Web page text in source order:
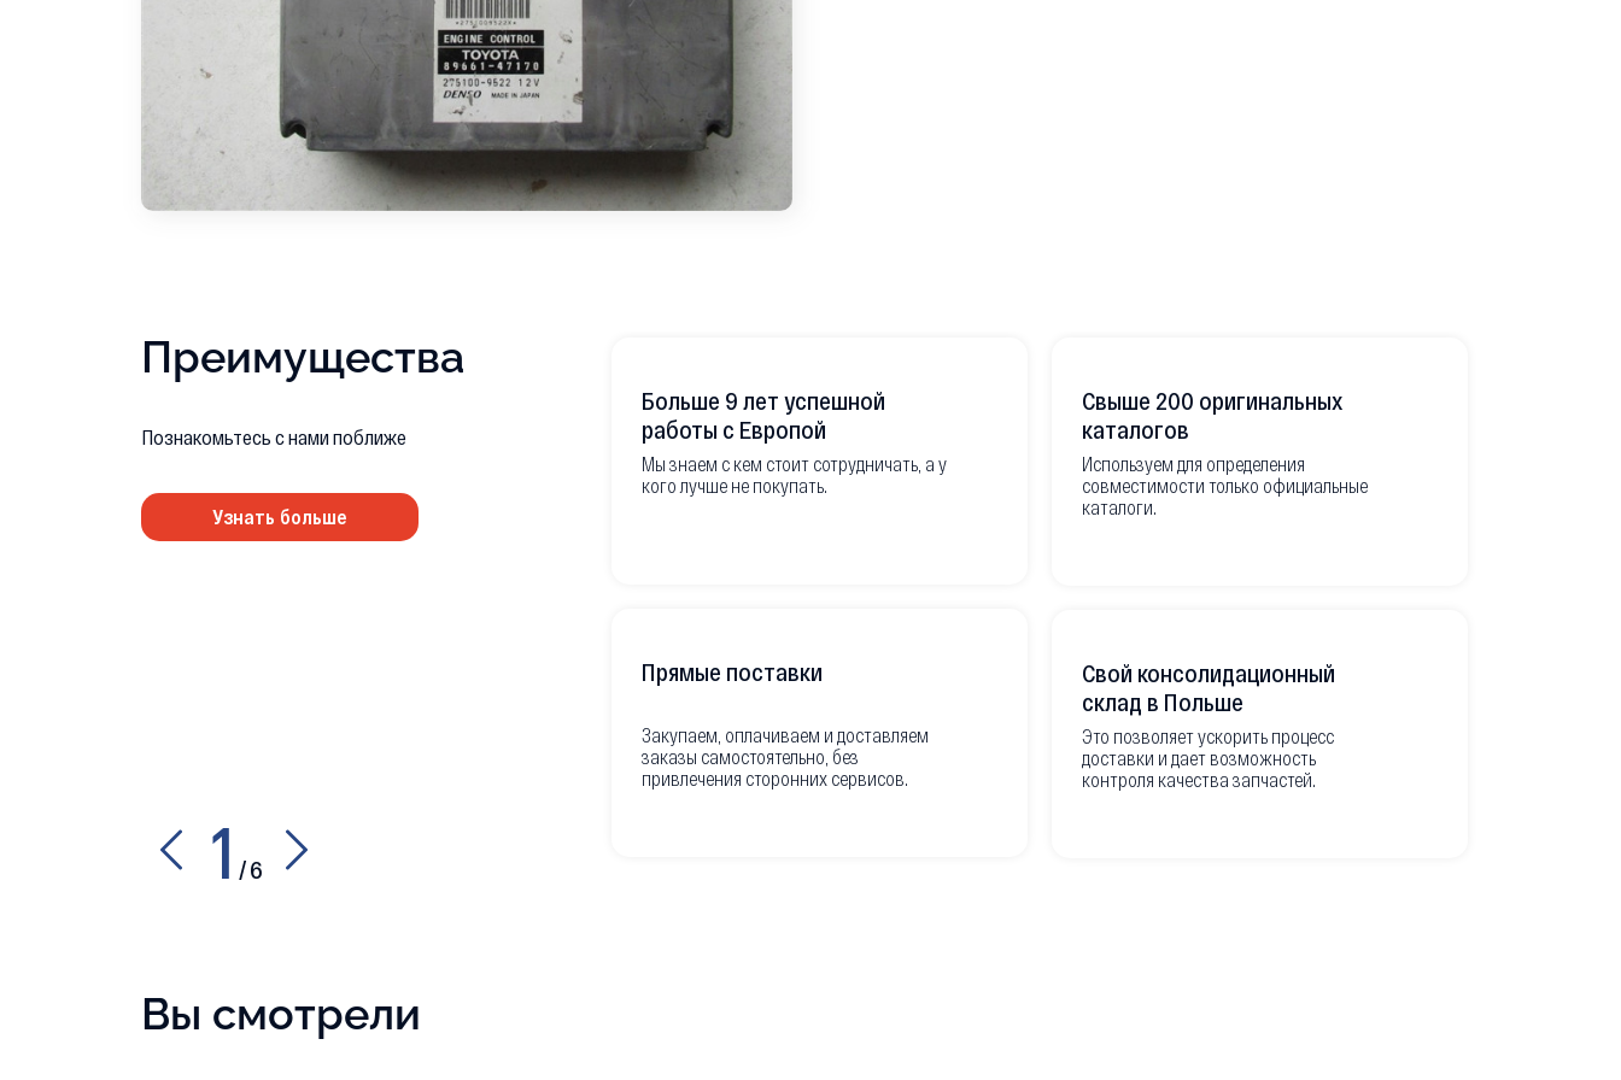
Преимущества
Познакомьтесь с нами поближе
Узнать больше
1 /6
Больше 9 лет успешной
работы с Европой
Мы знаем с кем стоит сотрудничать, а у
кого лучше не покупать.
Прямые поставки
Закупаем, оплачиваем и доставляем
заказы самостоятельно, без
привлечения сторонних сервисов.
Свыше 200 оригинальных
каталогов
Используем для определения
совместимости только официальные
каталоги.
Свой консолидационный
склад в Польше
Это позволяет ускорить процесс
доставки и дает возможность
контроля качества запчастей.
Вы смотрели